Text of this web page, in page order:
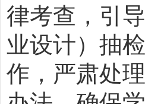
律考查，引
业设计）抽
作，严肃处